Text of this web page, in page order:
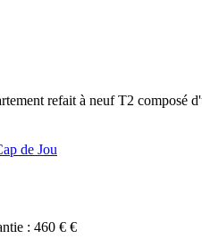
refait à neuf T2 composé
de Jou
: 460 € €